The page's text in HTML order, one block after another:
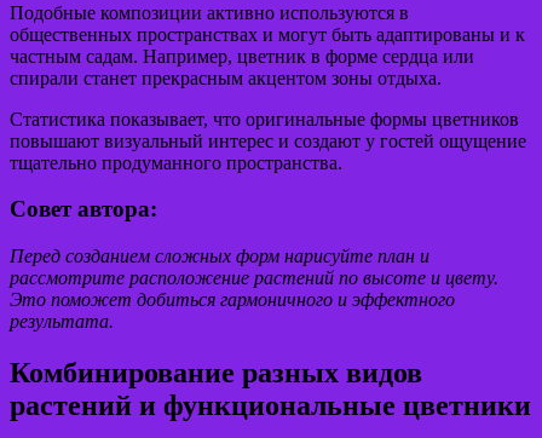
Подобные композиции активно используются в
общественных пространствах и могут быть адаптированы и к
частным садам. Например, цветник в форме сердца или
спирали станет прекрасным акцентом зоны отдыха.
Статистика показывает, что оригинальные формы цветников
повышают визуальный интерес и создают у гостей ощущение
тщательно продуманного пространства.
Совет автора:
Перед созданием сложных форм нарисуйте план и
рассмотрите расположение растений по высоте и цвету.
Это поможет добиться гармоничного и эффектного
результата.
Комбинирование разных видов
растений и функциональные цветники